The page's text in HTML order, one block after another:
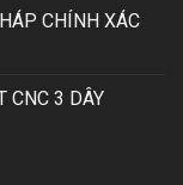
CHÍNH XÁC
CNC 3 DÂY